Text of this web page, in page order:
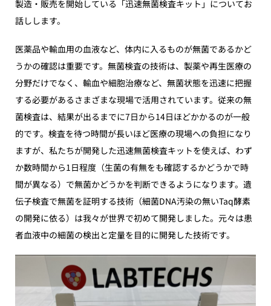
製造・販売を開始している「迅速無菌検査キット」についてお
話しします。
医薬品や輸血用の血液など、体内に入るものが無菌であるかど
うかの確認は重要です。無菌検査の技術は、製薬や再生医療の
分野だけでなく、輸血や細胞治療など、無菌状態を迅速に把握
する必要があるさまざまな現場で活用されています。従来の無
菌検査は、結果が出るまでに7日から14日ほどかかるのが一般
的です。検査を待つ時間が長いほど医療の現場への負担になり
ますが、私たちが開発した迅速無菌検査キットを使えば、わず
か数時間から1日程度（生菌の有無をも確認するかどうかで時
間が異なる）で無菌かどうかを判断できるようになります。遺
伝子検査で無菌を証明する技術（細菌DNA汚染の無いTaq酵素
の開発に依る）は我々が世界で初めて開発しました。元々は患
者血液中の細菌の検出と定量を目的に開発した技術です。